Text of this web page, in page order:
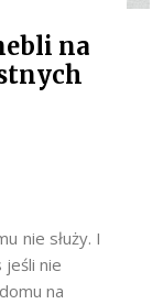
na
nie służy. I
nie
na